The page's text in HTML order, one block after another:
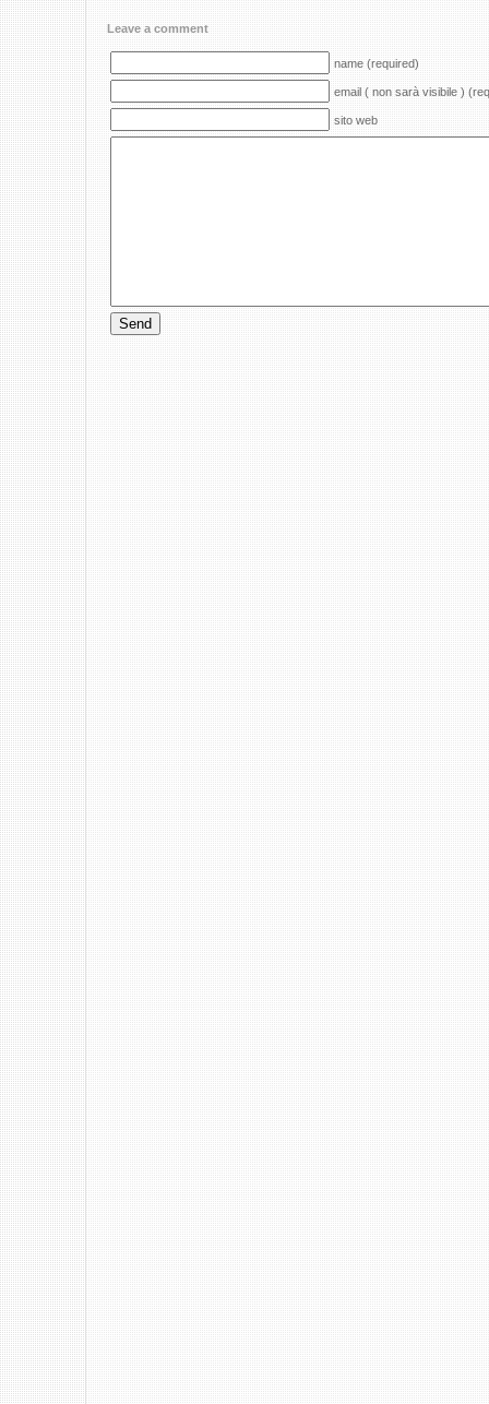
Leave a comment
name (required)
email ( non sarà visibile )
sito web